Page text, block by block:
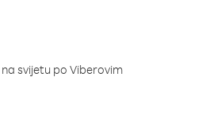
svijetu po Viberovim